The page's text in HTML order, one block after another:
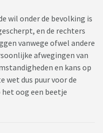
wil onder de bevolking is
en de rechters
vanwege ofwel andere
afwegingen van
en kans op
wet dus puur voor de
oog een beetje